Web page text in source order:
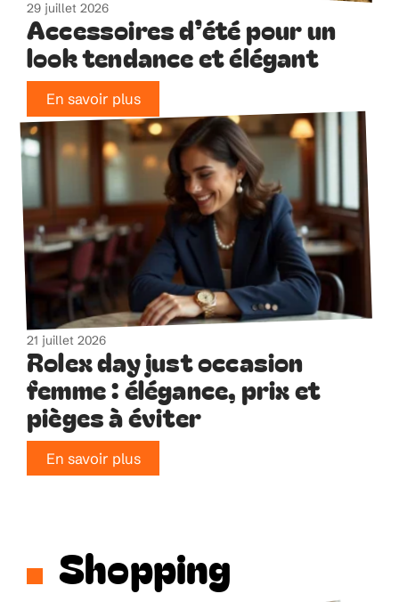
29 juillet 2026
Accessoires d’été pour un
look tendance et élégant
En savoir plus
21 juillet 2026
Rolex day just occasion
femme : élégance, prix et
pièges à éviter
En savoir plus
Shopping